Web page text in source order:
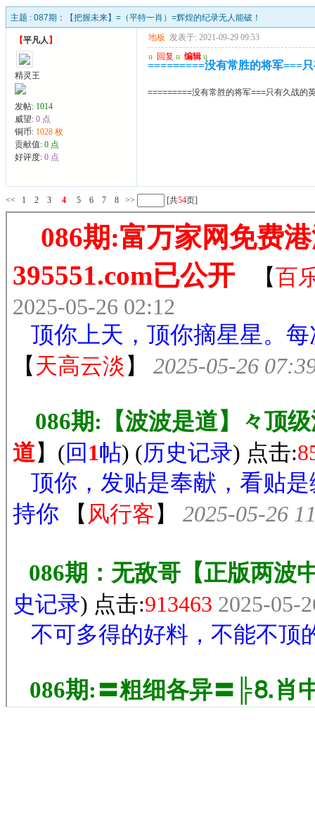
主题 : 087期：【把握未来】=（平特一肖）=辉煌的纪录无人能破！
【平凡人 】
精灵王
发帖: 1014
威望: 0 点
铜币: 1028 枚
贡献值: 0 点
好评度: 0 点
地板 发表于: 2021-09-29 09:53
u 回复 u 编辑 u
=========没有常胜的将军===
=========没有常胜的将军===只有久战的
<< 1 2 3 4 5 6 7 8 >> [共54页]